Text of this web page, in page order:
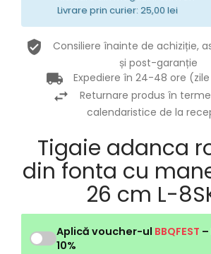
Livrare prin curier: 25,00 lei
Consiliere înainte de achiziție,
și post-garanție
Expediere în 24-48 ore
Returnare produs în
calendaristice de la
Tigaie adanca
din fonta cu
26 cm L-
Aplică voucher-ul BBQFEST
10%